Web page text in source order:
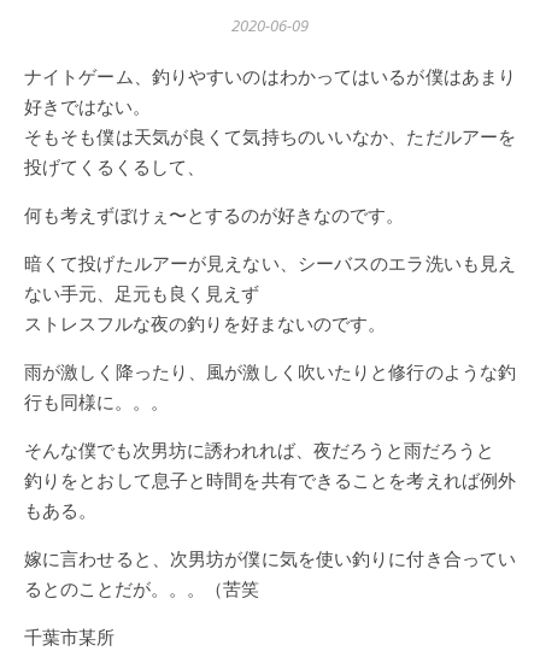
2020-06-09
ナイトゲーム、釣りやすいのはわかってはいるが僕はあまり
好きではない。
そもそも僕は天気が良くて気持ちのいいなか、ただルアーを
投げてくるくるして、
何も考えずぼけぇ〜とするのが好きなのです。
暗くて投げたルアーが見えない、シーバスのエラ洗いも見え
ない手元、足元も良く見えず
ストレスフルな夜の釣りを好まないのです。
雨が激しく降ったり、風が激しく吹いたりと修行のような釣
行も同様に。。。
そんな僕でも次男坊に誘われれば、夜だろうと雨だろうと
釣りをとおして息子と時間を共有できることを考えれば例外
もある。
嫁に言わせると、次男坊が僕に気を使い釣りに付き合ってい
るとのことだが。。。（苦笑
千葉市某所